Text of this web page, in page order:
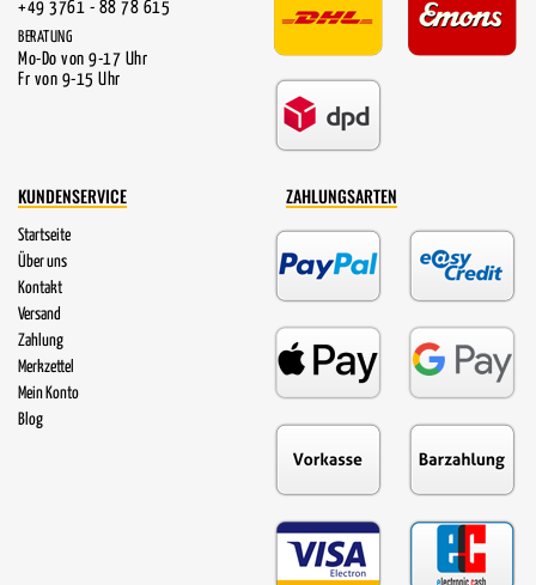
+49 3761 - 88 78 615
BERATUNG
Mo-Do von 9-17 Uhr
Fr von 9-15 Uhr
KUNDENSERVICE
Startseite
Über uns
Kontakt
Versand
Zahlung
Merkzettel
Mein Konto
Blog
ZAHLUNGSARTEN